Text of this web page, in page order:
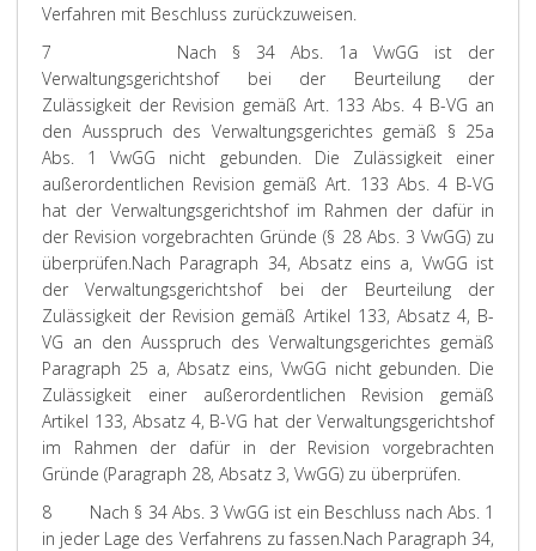
Verfahren mit Beschluss zurückzuweisen.
7 Nach § 34 Abs. 1a VwGG ist der
Verwaltungsgerichtshof bei der Beurteilung der
Zulässigkeit der Revision gemäß Art. 133 Abs. 4 B-VG an
den Ausspruch des Verwaltungsgerichtes gemäß § 25a
Abs. 1 VwGG nicht gebunden. Die Zulässigkeit einer
außerordentlichen Revision gemäß Art. 133 Abs. 4 B-VG
hat der Verwaltungsgerichtshof im Rahmen der dafür in
der Revision vorgebrachten Gründe (§ 28 Abs. 3 VwGG) zu
überprüfen.Nach Paragraph 34, Absatz eins a, VwGG ist
der Verwaltungsgerichtshof bei der Beurteilung der
Zulässigkeit der Revision gemäß Artikel 133, Absatz 4, B-
VG an den Ausspruch des Verwaltungsgerichtes gemäß
Paragraph 25 a, Absatz eins, VwGG nicht gebunden. Die
Zulässigkeit einer außerordentlichen Revision gemäß
Artikel 133, Absatz 4, B-VG hat der Verwaltungsgerichtshof
im Rahmen der dafür in der Revision vorgebrachten
Gründe (Paragraph 28, Absatz 3, VwGG) zu überprüfen.
8 Nach § 34 Abs. 3 VwGG ist ein Beschluss nach Abs. 1
in jeder Lage des Verfahrens zu fassen.Nach Paragraph 34,